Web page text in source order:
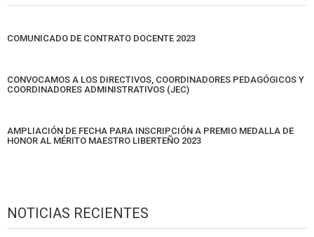
COMUNICADO DE CONTRATO DOCENTE 2023
CONVOCAMOS A LOS DIRECTIVOS, COORDINADORES PEDAGÓGICOS Y
COORDINADORES ADMINISTRATIVOS (JEC)
AMPLIACIÓN DE FECHA PARA INSCRIPCIÓN A PREMIO MEDALLA DE
HONOR AL MÉRITO MAESTRO LIBERTEÑO 2023
NOTICIAS RECIENTES